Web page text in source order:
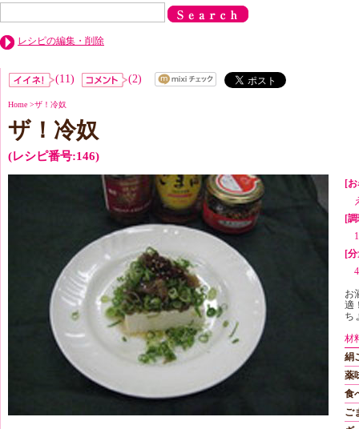
レシピの編集・削除
(11) (2)
Home >ザ！冷奴
ザ！冷奴
(レシピ番号:146)
[
[
[
お
適
ち
材
絹
薬
食
ご